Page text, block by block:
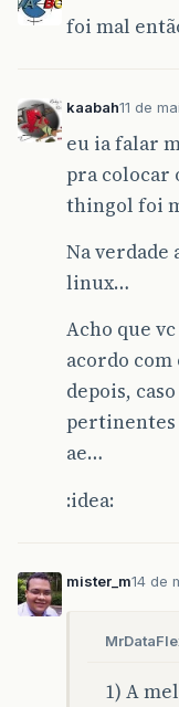
foi mal
kaabah11 de
eu ia falar
pra colocar
thingol foi
Na verdade
linux…
Acho que
acordo
depois,
pertinentes
ae…
:idea:
mister_m14 de
1) A